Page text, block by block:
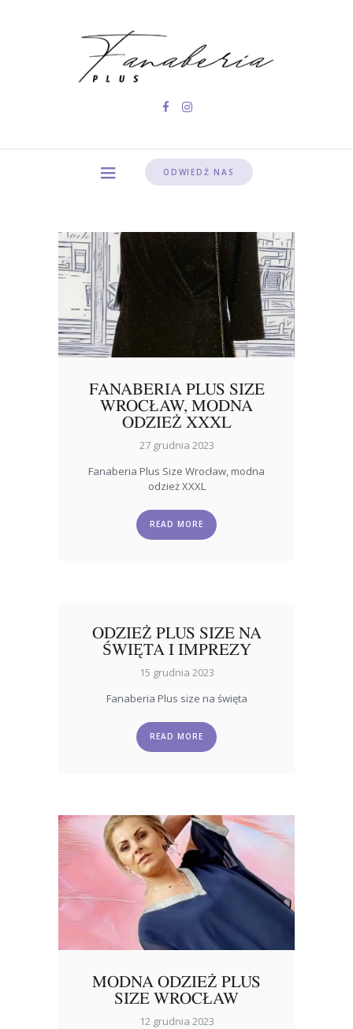
ODWIEDŹ NAS
FANABERIA PLUS SIZE
WROCŁAW, MODNA
ODZIEŻ XXXL
27 grudnia 2023
Fanaberia Plus Size Wrocław, modna
odzież XXXL
READ MORE
ODZIEŻ PLUS SIZE NA
ŚWIĘTA I IMPREZY
15 grudnia 2023
Fanaberia Plus size na święta
READ MORE
MODNA ODZIEŻ PLUS
SIZE WROCŁAW
12 grudnia 2023